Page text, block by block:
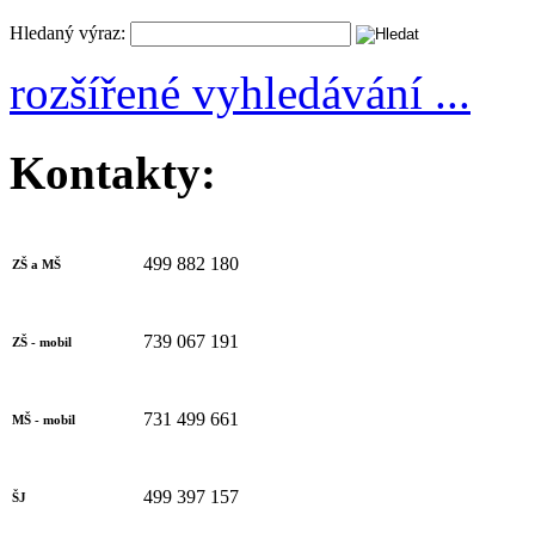
Hledaný výraz:
rozšířené vyhledávání ...
Kontakty:
ZŠ a MŠ 499 882 180
ZŠ - mobil 739 067 191
MŠ - mobil 731 499 661
ŠJ 499 397 157